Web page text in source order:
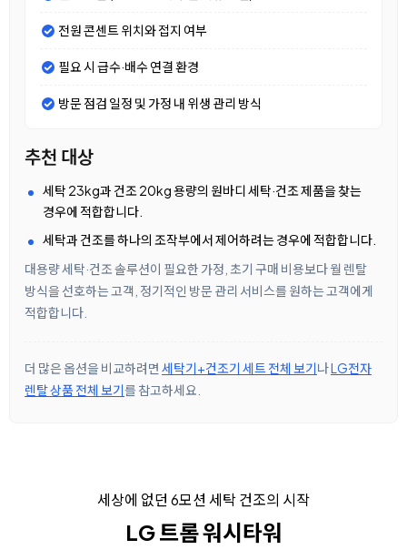
전원 콘센트 위치와 접지 여부
필요 시 급수·배수 연결 환경
방문 점검 일정 및 가정 내 위생 관리 방식
추천 대상
세탁 23kg과 건조 20kg 용량의 원바디 세탁·건조 제품을 찾는
경우에 적합합니다.
세탁과 건조를 하나의 조작부에서 제어하려는 경우에 적합합니다.
대용량 세탁·건조 솔루션이 필요한 가정, 초기 구매 비용보다 월 렌탈
방식을 선호하는 고객, 정기적인 방문 관리 서비스를 원하는 고객에게
적합합니다.
더 많은 옵션을 비교하려면 세탁기+건조기 세트 전체 보기나LG전자
렌탈 상품 전체 보기를 참고하세요.
세상에 없던 6모션 세탁 건조의 시작
LG 트롬 워시타워